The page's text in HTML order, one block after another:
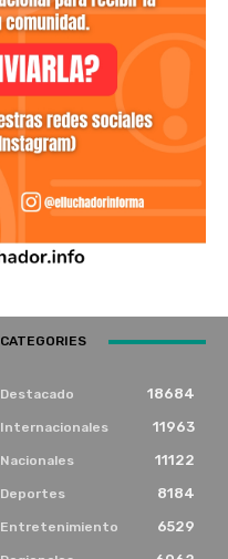
CATEGORIES
Destacado 18684
Internacionales 11963
Nacionales 11122
Deportes 8184
Entretenimiento 6529